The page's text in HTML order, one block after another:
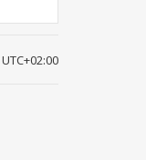
UTC+02:00